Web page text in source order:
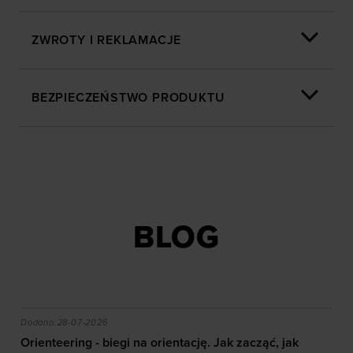
ZWROTY I REKLAMACJE
BEZPIECZEŃSTWO PRODUKTU
BLOG
efekty daje trening?
Orienteering - biegi na orientację. Jak zacząć, jak
Dodano:28-07-2026
Orienteering - biegi na orientację. Jak zacząć, jak